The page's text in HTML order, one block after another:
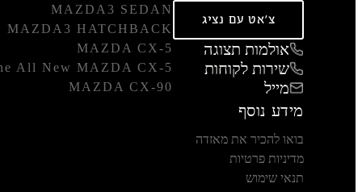
צ'אט עם נציג
אולמות תצוגה
שירות לקוחות
מייל
MAZDA3 SEDAN
MAZDA3 HATCHBACK
MAZDA CX-5
All New MAZDA CX-5
MAZDA CX-90
מידע נוסף
בואו להכיר את מאזדה
מדיניות פרטיות
תנאי שימוש